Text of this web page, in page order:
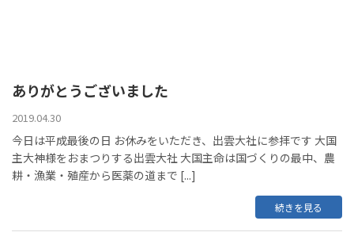
ありがとうございました
2019.04.30
今日は平成最後の日 お休みをいただき、出雲大社に参拝です 大国
主大神様をおまつりする出雲大社 大国主命は国づくりの最中、農
耕・漁業・殖産から医薬の道まで [...]
続きを見る